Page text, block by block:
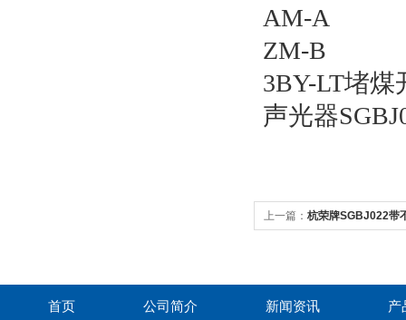
AM-A
ZM-B
3BY-LT堵煤
声光器
上一篇： 杭荣牌SGBJ022带
首页 公司简介 新闻资讯 产